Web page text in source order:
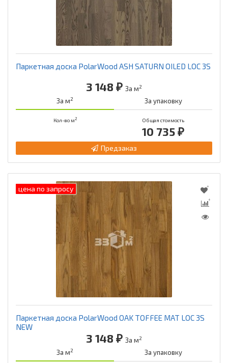
Паркетная доска PolarWood ASH SATURN OILED LOC 3S
3 148 ₽ За м2
За м2 За упаковку
Кол-во м2 Общая стоимость
10 735 ₽
Предзаказ
цена по запросу
Паркетная доска PolarWood OAK TOFFEE MAT LOC 3S
NEW
3 148 ₽ За м2
За м2 За упаковку